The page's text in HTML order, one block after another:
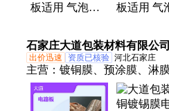
板适用 气泡膜
无忧
板适用 气
耐用
石家庄大道包装材料有限公司
出价迅速 资质已核验 河北石家庄
主营： 镀铜膜、预涂膜、淋
阻隔膜、多层复合膜、铝箔